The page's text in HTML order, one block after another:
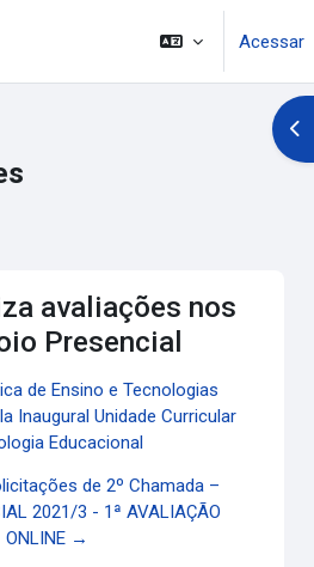
Acessar
avaliações nos
Presencial
de Ensino e Tecnologias
Inaugural Unidade Curricular
Educacional
de 2º Chamada –
2021/3 - 1ª AVALIAÇÃO
ONLINE →